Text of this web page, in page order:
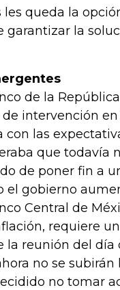
queda la
la
de la
intervención
con las
que todavía
de poner fin a
el gobierno
Central de
requiere
reunión del día
no se subirán
no tomar